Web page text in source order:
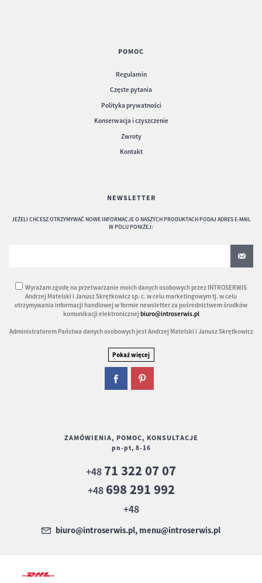
POMOC
Regulamin
Częste pytania
Polityka prywatności
Konserwacja i czyszczenie
Zwroty
Kontakt
NEWSLETTER
JEŻELI CHCESZ OTRZYMYWAĆ NOWE INFORMACJE O NASZYCH PRODUKTACH PODAJ ADRES E-MAIL
W POLU PONIŻEJ:
Wyrażam zgodę na przetwarzanie moich danych osobowych przez INTROSERWIS
Andrzej Matelski i Janusz Skrętkowicz sp. c. w celu marketingowym tj. w celu
otrzymywania informacji handlowej w formie newsletter za pośrednictwem środków
komunikacji elektronicznej biuro@introserwis.pl
Administratorem Państwa danych osobowych jest Andrzej Matelski i Janusz Skrętkowicz
ZAMÓWIENIA, POMOC, KONSULTACJE
pn-pt, 8-16
+48 71 322 07 07
+48 698 291 992
+48
biuro@introserwis.pl, menu@introserwis.pl